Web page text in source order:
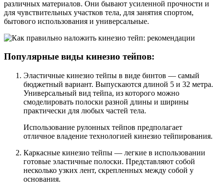
различных материалов. Они бывают усиленной прочности и
для чувствительных участков тела, для занятия спортом,
бытового использования и универсальные.
Популярные виды кинезио тейпов:
Эластичные кинезио тейпы в виде бинтов — самый
бюджетный вариант. Выпускаются длиной 5 и 32 метра.
Универсальный вид тейпа, из которого можно
смоделировать полоски разной длины и ширины
практически для любых частей тела.
Использование рулонных тейпов предполагает
отличное владение технологией кинезио тейпирования.
Каркасные кинезио тейпы — легкие в использовании
готовые эластичные полоски. Представляют собой
несколько узких лент, скрепленных между собой у
основания.